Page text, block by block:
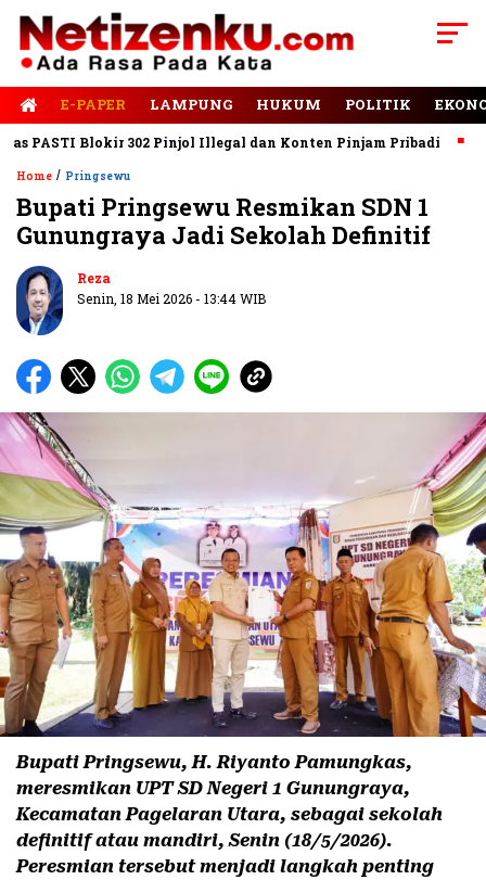
E-PAPER LAMPUNG HUKUM POLITIK
Blokir 302 Pinjol Illegal dan Konten Pinjam Pribadi
Home / Pringsewu
Bupati Pringsewu Resmikan SDN 1
Gunungraya Jadi Sekolah Definitif
Reza
Senin, 18 Mei 2026 - 13:44 WIB
Bupati Pringsewu, H. Riyanto Pamungkas,
meresmikan UPT SD Negeri 1 Gunungraya,
Kecamatan Pagelaran Utara, sebagai sekolah
definitif atau mandiri, Senin (18/5/2026).
Peresmian tersebut menjadi langkah penting